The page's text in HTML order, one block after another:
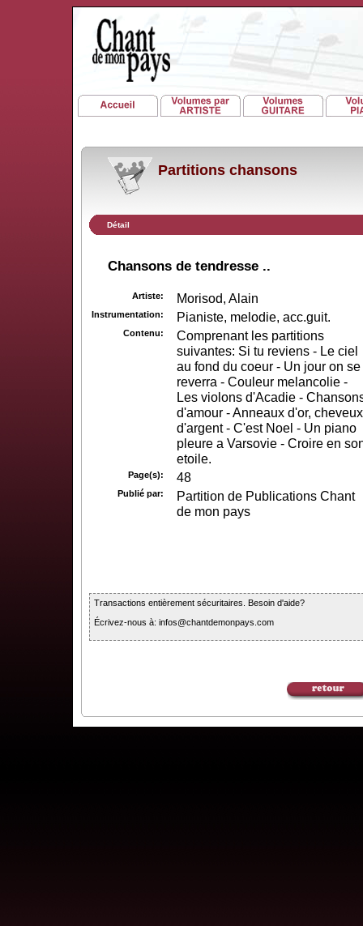
Partitions chansons
Détail
Chansons de tendresse ..
Artiste: Morisod, Alain
Instrumentation: Pianiste, melodie, acc.guit.
Contenu:
Comprenant les partitions
suivantes: Si tu reviens - Le ciel
au fond du coeur - Un jour on se
reverra - Couleur melancolie -
Les violons d'Acadie -
d'amour - Anneaux d'or, cheveux
d'argent - C'est Noel - Un piano
pleure a Varsovie - Croire en
etoile.
Page(s): 48
Publié par:
Partition de Publications Chant
de mon pays
Transactions entièrement sécuritaires. Besoin d'aide?
Écrivez-nous à: infos@chantdemonpays.com